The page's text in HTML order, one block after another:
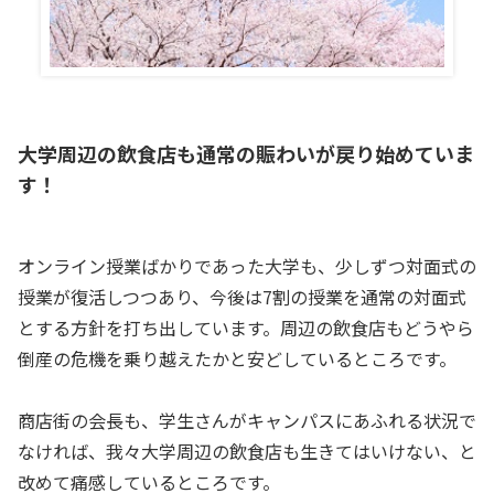
大学周辺の飲食店も通常の賑わいが戻り始めていま
す！
オンライン授業ばかりであった大学も、少しずつ対面式の
授業が復活しつつあり、今後は7割の授業を通常の対面式
とする方針を打ち出しています。周辺の飲食店もどうやら
倒産の危機を乗り越えたかと安どしているところです。
商店街の会長も、学生さんがキャンパスにあふれる状況で
なければ、我々大学周辺の飲食店も生きてはいけない、と
改めて痛感しているところです。